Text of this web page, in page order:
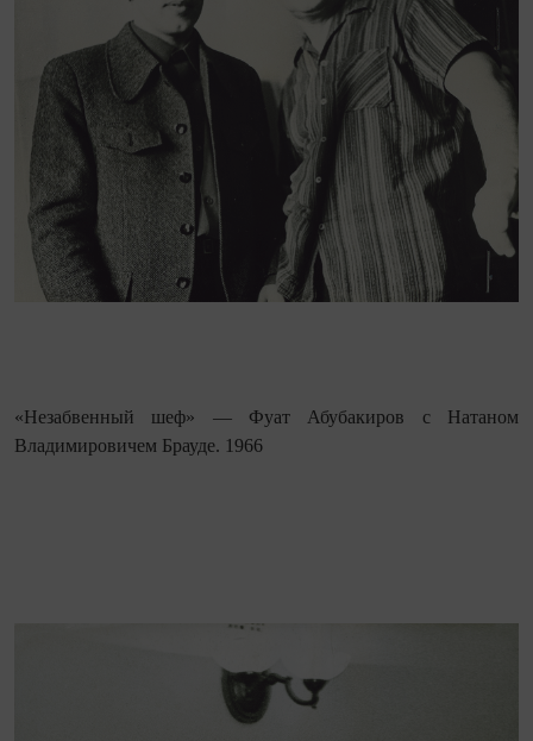
«Незабвенный шеф» — Фуат Абубакиров с Натаном
Владимировичем Брауде. 1966